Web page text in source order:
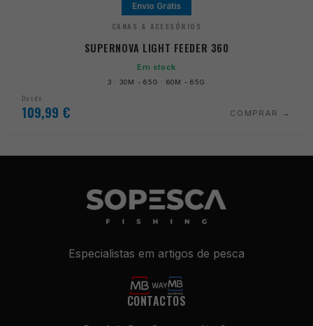
Envio Grátis
CANAS & ACESSÓRIOS
SUPERNOVA LIGHT FEEDER 360
Em stock
3 · 30M - 65G · 60M - 65G
Desde
109,99 € COMPRAR
Especialistas em artigos de pesca
CONTACTOS